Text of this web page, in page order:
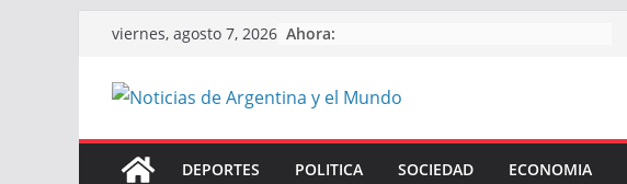
content
viernes, agosto 7, 2026 Ahora:
DEPORTES POLITICA SOCIEDAD ECONOMIA